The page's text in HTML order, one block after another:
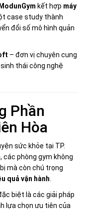
kết hợp máy
case study thành
đổi số mô hình quản
– đơn vị chuyên cung
thái công nghệ
Phần
Hòa
sức khỏe tại TP.
các phòng gym không
mà còn chú trọng
quả vận hành.
biệt là các giải pháp
lựa chọn ưu tiên của